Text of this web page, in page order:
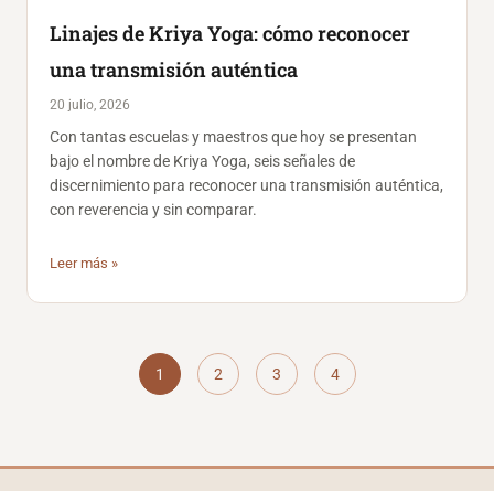
Linajes de Kriya Yoga: cómo reconocer
una transmisión auténtica
20 julio, 2026
Con tantas escuelas y maestros que hoy se presentan
bajo el nombre de Kriya Yoga, seis señales de
discernimiento para reconocer una transmisión auténtica,
con reverencia y sin comparar.
Leer más »
1 2 3 4